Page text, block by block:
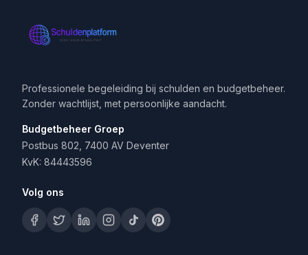
Professionele begeleiding bij schulden en budgetbeheer.
Zonder wachtlijst, met persoonlijke aandacht.
Budgetbeheer Groep
Postbus 802, 7400 AV Deventer
KvK: 84443596
Volg ons